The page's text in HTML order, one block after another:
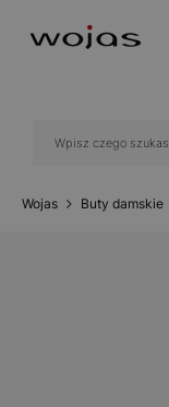
Wojas Buty damskie